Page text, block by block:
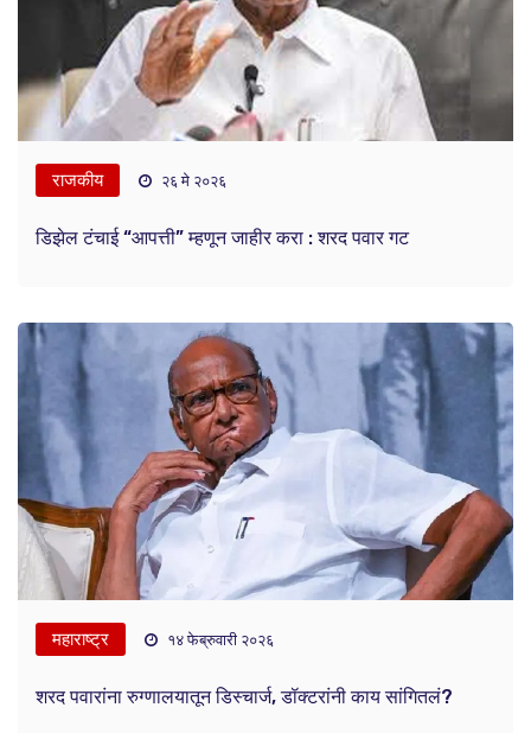
राजकीय २६ मे २०२६
डिझेल टंचाई “आपत्ती” म्हणून जाहीर करा : शरद पवार गट
महाराष्ट्र १४ फेब्रुवारी २०२६
शरद पवारांना रुग्णालयातून डिस्चार्ज, डॉक्टरांनी काय सांगितलं?